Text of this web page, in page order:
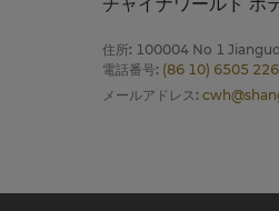
住所: 100004 No 1
電話番号: (86 10) 6505
メールアドレス: